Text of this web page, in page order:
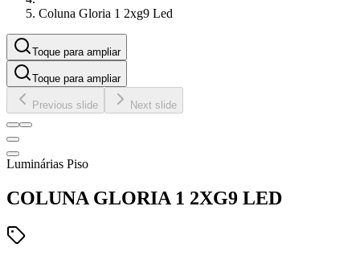
Coluna Gloria 1 2xg9 Led
Toque para ampliar
Toque para ampliar
Previous slide Next slide
Luminárias Piso
COLUNA GLORIA 1 2XG9 LED